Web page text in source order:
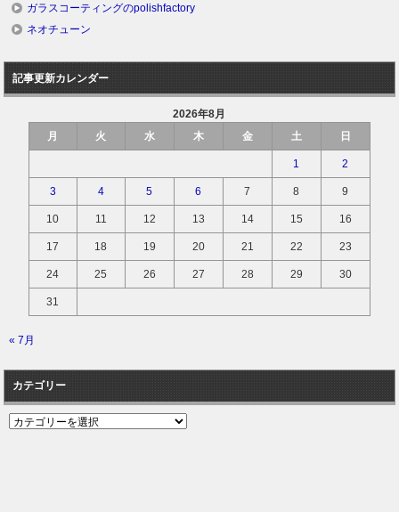
ガラスコーティングのpolishfactory
ネオチューン
記事更新カレンダー
2026年8月
月
火 水 木 金 土 日
1 2
3 4 5 6 7 8 9
10 11 12 13 14 15 16
17 18 19 20 21 22 23
24 25 26 27 28 29 30
31
« 7月
カテゴリー
カ